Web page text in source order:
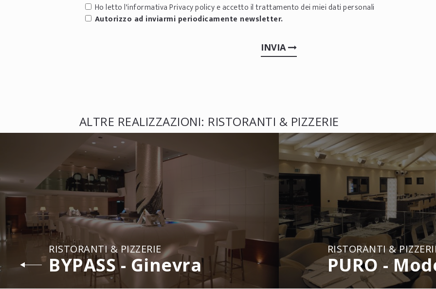
Ho letto l'informativaPrivacy policye accetto il trattamento dei miei dati personali
Autorizzo ad inviarmi periodicamente newsletter.
INVIA
ALTRE REALIZZAZIONI: RISTORANTI & PIZZERIE
RISTORANTI & PIZZERIE
BYPASS - Ginevra
RISTORANTI &
PURO -